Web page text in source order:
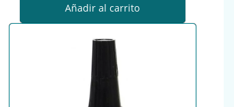
Añadir al carrito